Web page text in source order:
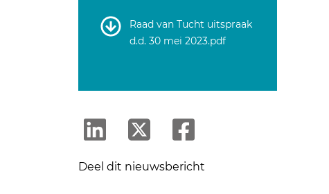
Raad van Tucht uitspraak
d.d. 30 mei 2023.pdf
Deel dit nieuwsbericht